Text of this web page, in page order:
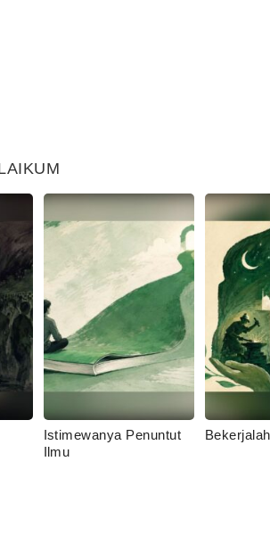
Istimewanya Penuntut
Ilmu
Bekerjalah